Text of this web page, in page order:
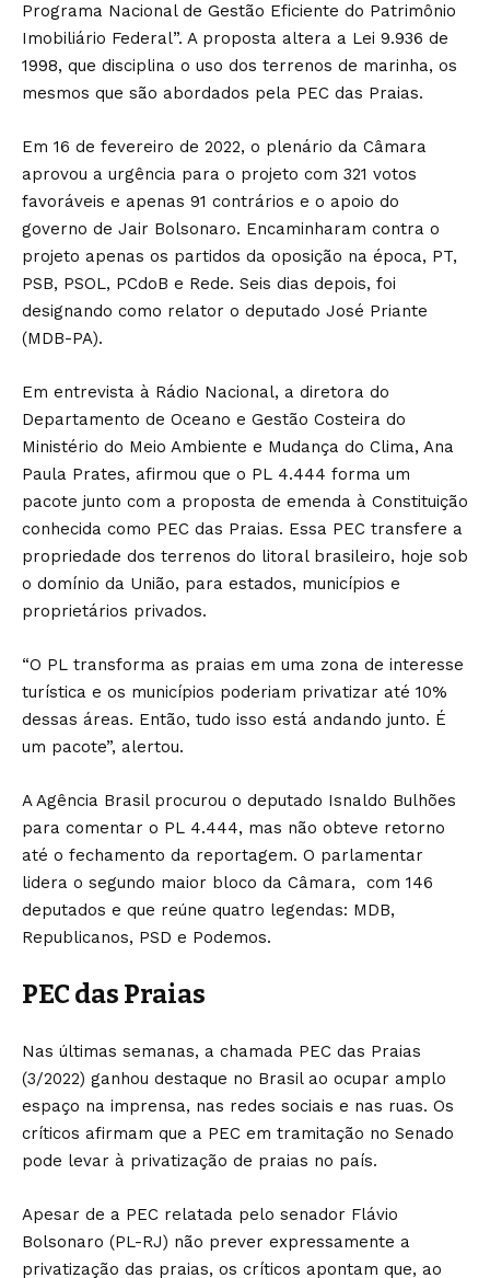
Programa Nacional de Gestão Eficiente do Patrimônio
Imobiliário Federal”. A proposta altera a Lei 9.936 de
1998, que disciplina o uso dos terrenos de marinha, os
mesmos que são abordados pela PEC das Praias.
Em 16 de fevereiro de 2022, o plenário da Câmara
aprovou a urgência para o projeto com 321 votos
favoráveis e apenas 91 contrários e o apoio do
governo de Jair Bolsonaro. Encaminharam contra o
projeto apenas os partidos da oposição na época, PT,
PSB, PSOL, PCdoB e Rede. Seis dias depois, foi
designando como relator o deputado José Priante
(MDB-PA).
Em entrevista à Rádio Nacional, a diretora do
Departamento de Oceano e Gestão Costeira do
Ministério do Meio Ambiente e Mudança do Clima, Ana
Paula Prates, afirmou que o PL 4.444 forma um
pacote junto com a proposta de emenda à Constituição
conhecida como PEC das Praias. Essa PEC transfere a
propriedade dos terrenos do litoral brasileiro, hoje sob
o domínio da União, para estados, municípios e
proprietários privados.
“O PL transforma as praias em uma zona de interesse
turística e os municípios poderiam privatizar até 10%
dessas áreas. Então, tudo isso está andando junto. É
um pacote”, alertou.
A Agência Brasil procurou o deputado Isnaldo Bulhões
para comentar o PL 4.444, mas não obteve retorno
até o fechamento da reportagem. O parlamentar
lidera o segundo maior bloco da Câmara, com 146
deputados e que reúne quatro legendas: MDB,
Republicanos, PSD e Podemos.
PEC das Praias
Nas últimas semanas, a chamada PEC das Praias
(3/2022) ganhou destaque no Brasil ao ocupar amplo
espaço na imprensa, nas redes sociais e nas ruas. Os
críticos afirmam que a PEC em tramitação no Senado
pode levar à privatização de praias no país.
Apesar de a PEC relatada pelo senador Flávio
Bolsonaro (PL-RJ) não prever expressamente a
privatização das praias, os críticos apontam que, ao